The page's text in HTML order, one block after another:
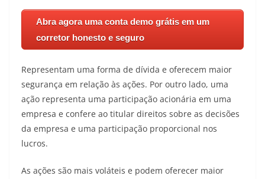
Abra agora uma conta demo grátis em um
corretor honesto e seguro
Representam uma forma de dívida e oferecem maior
segurança em relação às ações. Por outro lado, uma
ação representa uma participação acionária em uma
empresa e confere ao titular direitos sobre as decisões
da empresa e uma participação proporcional nos
lucros.
As ações são mais voláteis e podem oferecer maior